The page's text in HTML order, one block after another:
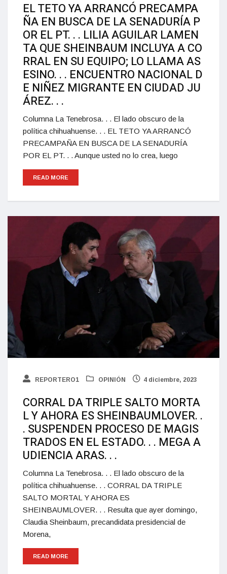
EL TETO YA ARRANCÓ PRECAMPA
ÑA EN BUSCA DE LA SENADURÍA P
OR EL PT. . . LILIA AGUILAR LAMEN
TA QUE SHEINBAUM INCLUYA A CO
RRAL EN SU EQUIPO; LO LLAMA AS
ESINO. . . ENCUENTRO NACIONAL D
E NIÑEZ MIGRANTE EN CIUDAD JU
ÁREZ. . .
Columna La Tenebrosa. . . El lado obscuro de la
política chihuahuense. . . EL TETO YA ARRANCÓ
PRECAMPAÑA EN BUSCA DE LA SENADURÍA
POR EL PT. . . Aunque usted no lo crea, luego
READ MORE
REPORTERO1 OPINIÓN 4 diciembre, 2023
CORRAL DA TRIPLE SALTO MORTA
L Y AHORA ES SHEINBAUMLOVER. .
. SUSPENDEN PROCESO DE MAGIS
TRADOS EN EL ESTADO. . . MEGA A
UDIENCIA ARAS. . .
Columna La Tenebrosa. . . El lado obscuro de la
política chihuahuense. . . CORRAL DA TRIPLE
SALTO MORTAL Y AHORA ES
SHEINBAUMLOVER. . . Resulta que ayer domingo,
Claudia Sheinbaum, precandidata presidencial de
Morena,
READ MORE